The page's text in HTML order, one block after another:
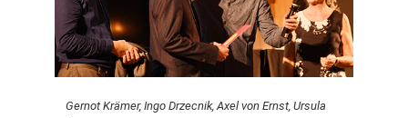
Gernot Krämer, Ingo Drzecnik, Axel von Ernst, Ursula